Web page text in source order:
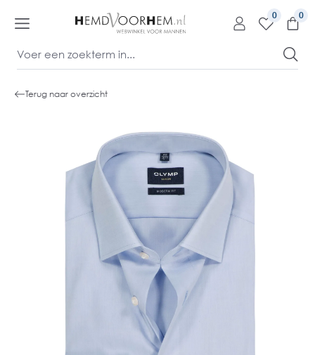
0
Terug naar overzicht